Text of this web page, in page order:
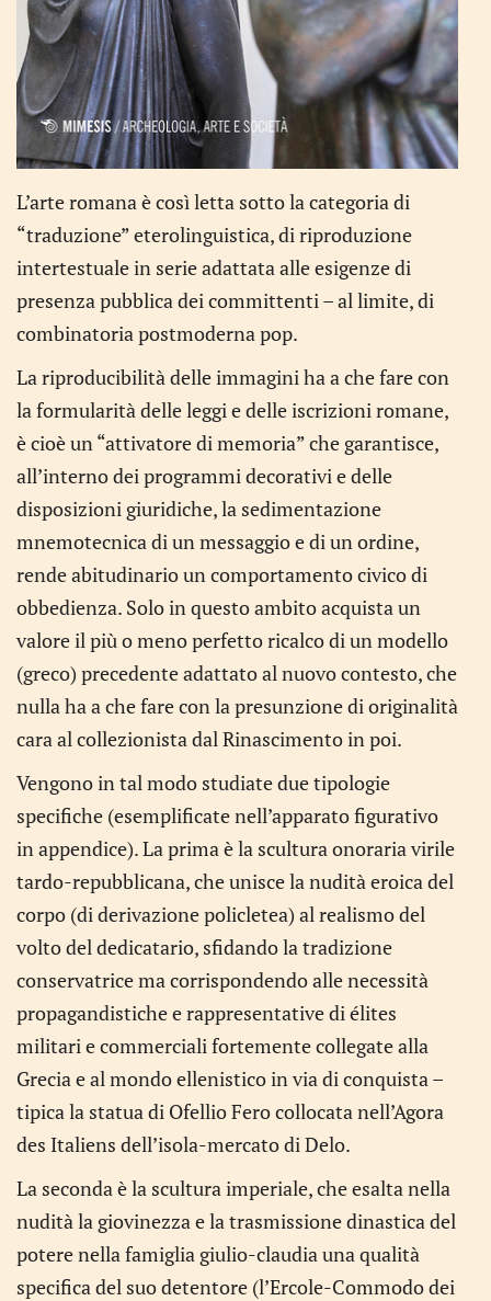
L’arte romana è così letta sotto la categoria di
“traduzione” eterolinguistica, di riproduzione
intertestuale in serie adattata alle esigenze di
presenza pubblica dei committenti – al limite, di
combinatoria postmoderna pop.
La riproducibilità delle immagini ha a che fare con
la formularità delle leggi e delle iscrizioni romane,
è cioè un “attivatore di memoria” che garantisce,
all’interno dei programmi decorativi e delle
disposizioni giuridiche, la sedimentazione
mnemotecnica di un messaggio e di un ordine,
rende abitudinario un comportamento civico di
obbedienza. Solo in questo ambito acquista un
valore il più o meno perfetto ricalco di un modello
(greco) precedente adattato al nuovo contesto, che
nulla ha a che fare con la presunzione di originalità
cara al collezionista dal Rinascimento in poi.
Vengono in tal modo studiate due tipologie
specifiche (esemplificate nell’apparato figurativo
in appendice). La prima è la scultura onoraria virile
tardo-repubblicana, che unisce la nudità eroica del
corpo (di derivazione policletea) al realismo del
volto del dedicatario, sfidando la tradizione
conservatrice ma corrispondendo alle necessità
propagandistiche e rappresentative di élites
militari e commerciali fortemente collegate alla
Grecia e al mondo ellenistico in via di conquista –
tipica la statua di Ofellio Fero collocata nell’Agora
des Italiens dell’isola-mercato di Delo.
La seconda è la scultura imperiale, che esalta nella
nudità la giovinezza e la trasmissione dinastica del
potere nella famiglia giulio-claudia una qualità
specifica del suo detentore (l’Ercole-Commodo dei